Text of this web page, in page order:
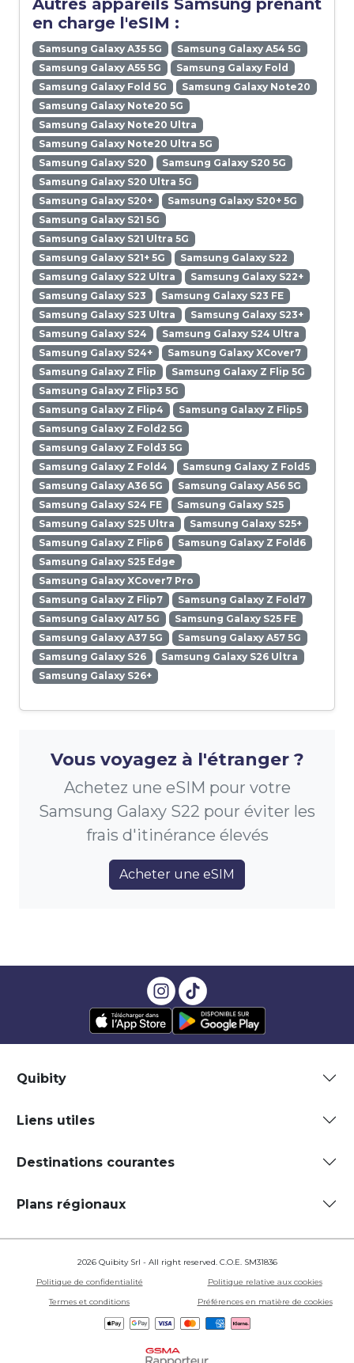
Autres appareils Samsung prenant
en charge l'eSIM :
Samsung Galaxy A35 5G
Samsung Galaxy A54 5G
Samsung Galaxy A55 5G
Samsung Galaxy Fold
Samsung Galaxy Fold 5G
Samsung Galaxy Note20
Samsung Galaxy Note20 5G
Samsung Galaxy Note20 Ultra
Samsung Galaxy Note20 Ultra 5G
Samsung Galaxy S20
Samsung Galaxy S20 5G
Samsung Galaxy S20 Ultra 5G
Samsung Galaxy S20+
Samsung Galaxy S20+ 5G
Samsung Galaxy S21 5G
Samsung Galaxy S21 Ultra 5G
Samsung Galaxy S21+ 5G
Samsung Galaxy S22
Samsung Galaxy S22 Ultra
Samsung Galaxy S22+
Samsung Galaxy S23
Samsung Galaxy S23 FE
Samsung Galaxy S23 Ultra
Samsung Galaxy S23+
Samsung Galaxy S24
Samsung Galaxy S24 Ultra
Samsung Galaxy S24+
Samsung Galaxy XCover7
Samsung Galaxy Z Flip
Samsung Galaxy Z Flip 5G
Samsung Galaxy Z Flip3 5G
Samsung Galaxy Z Flip4
Samsung Galaxy Z Flip5
Samsung Galaxy Z Fold2 5G
Samsung Galaxy Z Fold3 5G
Samsung Galaxy Z Fold4
Samsung Galaxy Z Fold5
Samsung Galaxy A36 5G
Samsung Galaxy A56 5G
Samsung Galaxy S24 FE
Samsung Galaxy S25
Samsung Galaxy S25 Ultra
Samsung Galaxy S25+
Samsung Galaxy Z Flip6
Samsung Galaxy Z Fold6
Samsung Galaxy S25 Edge
Samsung Galaxy XCover7 Pro
Samsung Galaxy Z Flip7
Samsung Galaxy Z Fold7
Samsung Galaxy A17 5G
Samsung Galaxy S25 FE
Samsung Galaxy A37 5G
Samsung Galaxy A57 5G
Samsung Galaxy S26
Samsung Galaxy S26 Ultra
Samsung Galaxy S26+
Vous voyagez à l'étranger ?
Achetez une eSIM pour votre
Samsung Galaxy S22 pour éviter les
frais d'itinérance élevés
Acheter une eSIM
Quibity
Liens utiles
Destinations courantes
Plans régionaux
2026 Quibity Srl - All right reserved. C.O.E. SM31836
Politique de confidentialité
Politique relative aux cookies
Termes et conditions
Préférences en matière de cookies